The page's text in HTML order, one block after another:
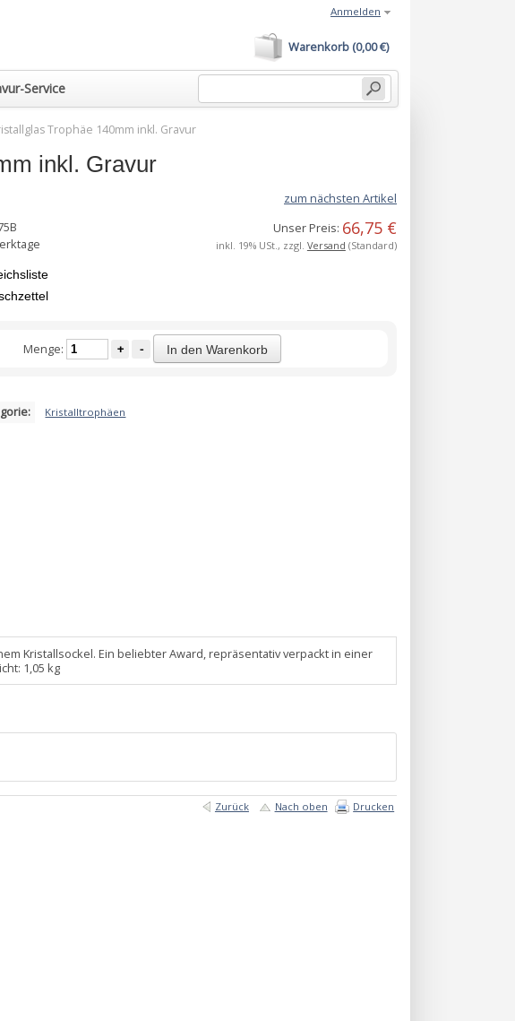
Service
Warenkorb (0,00 €)
Anmelden
Trophäe 140mm inkl. Gravur
inkl. Gravur
zum nächsten Artikel
Unser Preis: 66,75 €
inkl. 19% USt., zzgl. Versand (Standard)
Menge: + - In den Warenkorb
Kristalltrophäen
Kristallsockel. Ein beliebter Award, repräsentativ verpackt in einer
1,05 kg
Zurück Nach oben Drucken